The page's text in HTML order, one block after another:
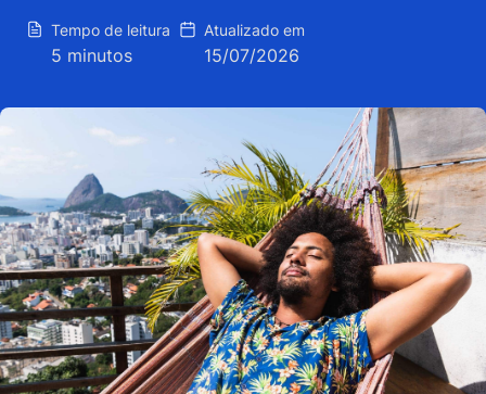
Tempo de leitura
5 minutos
Atualizado em
15/07/2026